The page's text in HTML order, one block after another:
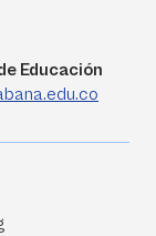
Educación